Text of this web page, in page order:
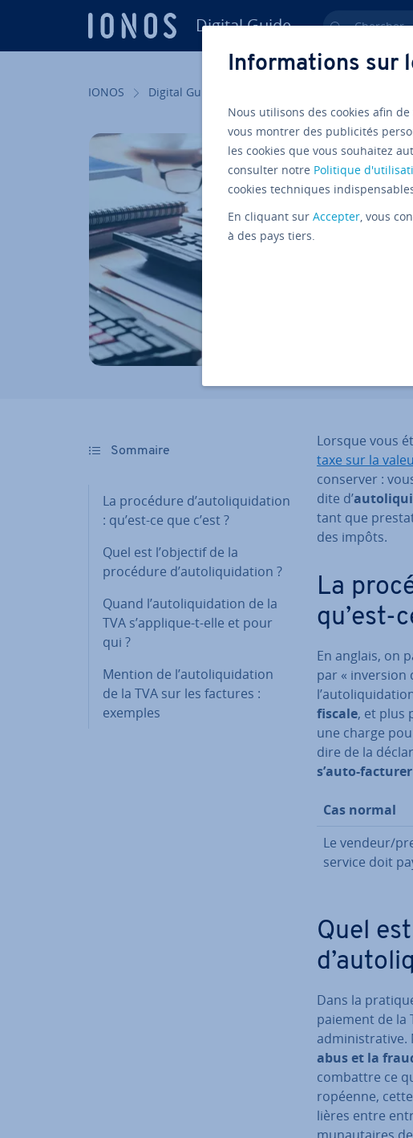
Digital Guide Chercher
IONOS Digital Guide
Sommaire
La procédure d’au­to­li­qui­da­tion
: qu’est-ce que c’est ?
Quel est l’objectif de la
procédure d’au­to­li­qui­da­tion ?
Quand l’au­to­li­qui­da­tion de la
TVA s’applique-t-elle et pour
qui ?
Mention de l’au­to­li­qui­da­tion
de la TVA sur les factures :
exemples
Lorsque vous
taxe sur la
conserver :
dite d’
tant que
des impôts.
La
qu’est-
En anglais, on
par « inversion
fiscale, et plus
une charge
dire de la
s’auto-
Cas normal
Le vendeur/
service doit
Quel
Dans la
paiement de la
ad­mi­nis­tra­tive.
abus et la
combattre ce
ro­péenne,
lières entre
Informations sur
Nous utilisons des cookies afin
vous montrer des publicités
les cookies que vous souhaitez
consulter notre Politique
cookies techniques
En cliquant sur Accepter, vous
à des pays tiers.